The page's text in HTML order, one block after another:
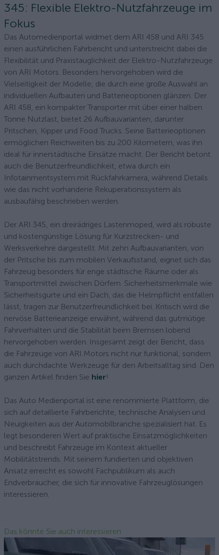
345: Flexible Elektro-Nutzfahrzeuge im
Fokus
Das Automedienportal widmet dem ARI 458 und ARI 345
einen ausführlichen Fahrbericht und unterstreicht dabei die
Flexibilität und Praxistauglichkeit der Elektro-Nutzfahrzeuge
von ARI Motors. Besonders hervorgehoben wird die
Vielseitigkeit der Modelle, die durch eine große Auswahl an
individuellen Aufbauten und Batterieoptionen glänzen. Der
ARI 458, ein kompakter Transporter mit über einer halben
Tonne Nutzlast, bietet 26 Aufbauvarianten, darunter
Pritschen, Kipper und Food Trucks. Seine Batterieoptionen
ermöglichen Reichweiten bis zu 200 Kilometern, was ihn
ideal für innerstädtische Einsätze macht. Der Bericht betont
auch die Benutzerfreundlichkeit, etwa durch ein
Infotainmentsystem mit Rückfahrkamera, während Details
wie das nicht vorhandene Rekuperationssystem als
ausbaufähig beschrieben werden.
Der ARI 345, ein dreirädriges Lastenmoped, wird als robuste
und kostengünstige Lösung für Kurzstrecken- und
Werksverkehre dargestellt. Mit zehn Aufbauvarianten, von
der Pritsche bis zum mobilen Verkaufsstand, eignet sich das
Fahrzeug besonders für enge städtische Räume oder als
Transportmittel zwischen Dörfern. Sicherheitsmerkmale wie
Sicherheitsgurte und ein Dach, das die Helmpflicht entfallen
lässt, tragen zur Benutzerfreundlichkeit bei. Kritisch wird die
nervöse Batterieanzeige erwähnt, während das gutmütige
Fahrverhalten und die Stabilität beim Bremsen lobend
hervorgehoben werden. Insgesamt zeigt der Bericht, dass
die Fahrzeuge von ARI Motors nicht nur funktional, sondern
auch durchdachte Werkzeuge für den Arbeitsalltag sind. Den
ganzen Artikel finden Sie hier!
Das Auto Medienportal ist eine renommierte Plattform, die
sich auf detaillierte Fahrberichte, technische Analysen und
Neuigkeiten aus der Automobilbranche spezialisiert hat. Es
legt besonderen Wert auf praktische Einsatzmöglichkeiten
und beschreibt Fahrzeuge im Kontext aktueller
Mobilitätstrends. Mit seinem fundierten und objektiven
Ansatz erreicht es sowohl Fachpublikum als auch
Endverbraucher, die sich für innovative Fahrzeuglösungen
interessieren.
Das könnte Sie auch interessieren